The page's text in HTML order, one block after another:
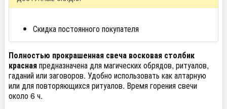
Скидка постоянного покупателя
Полностью прокрашенная свеча восковая столбик
краснаяпредназначена для магических обрядов, ритуалов,
гаданий или заговоров. Удобно использовать как алтарную
или для повторяющихся ритуалов. Время горения свечи
около 6 ч.